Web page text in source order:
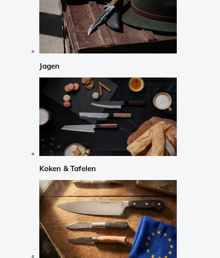
Jagen
Koken & Tafelen